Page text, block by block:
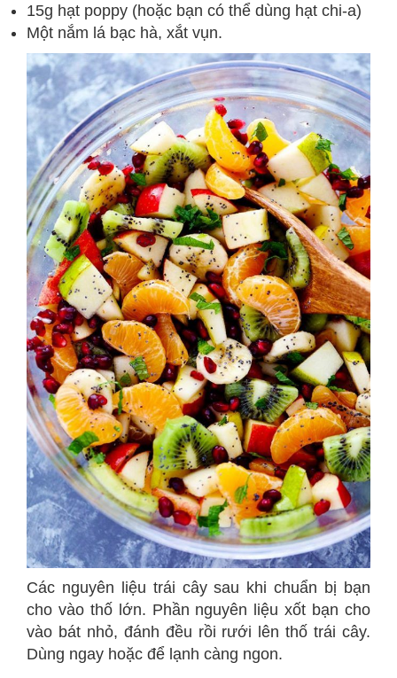
15g hạt poppy (hoặc bạn có thể dùng hạt chi-a)
Một nắm lá bạc hà, xắt vụn.
Các nguyên liệu trái cây sau khi chuẩn bị bạn
cho vào thố lớn. Phần nguyên liệu xốt bạn cho
vào bát nhỏ, đánh đều rồi rưới lên thố trái cây.
Dùng ngay hoặc để lạnh càng ngon.